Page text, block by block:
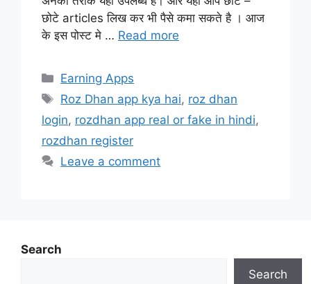
छोटे articles लिख कर भी पैसे कमा सकते है । आज
के इस पोस्ट मे … Read more
Categories
Earning Apps
Tags
Roz Dhan app kya hai, roz dhan
login, rozdhan app real or fake in hindi,
rozdhan register
Leave a comment
Search
Search